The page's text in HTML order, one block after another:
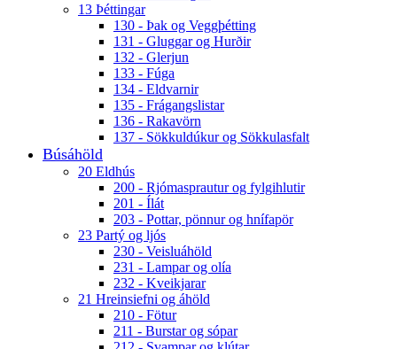
13 Þéttingar
130 - Þak og Veggþétting
131 - Gluggar og Hurðir
132 - Glerjun
133 - Fúga
134 - Eldvarnir
135 - Frágangslistar
136 - Rakavörn
137 - Sökkuldúkur og Sökkulasfalt
Búsáhöld
20 Eldhús
200 - Rjómasprautur og fylgihlutir
201 - Ílát
203 - Pottar, pönnur og hnífapör
23 Partý og ljós
230 - Veisluáhöld
231 - Lampar og olía
232 - Kveikjarar
21 Hreinsiefni og áhöld
210 - Fötur
211 - Burstar og sópar